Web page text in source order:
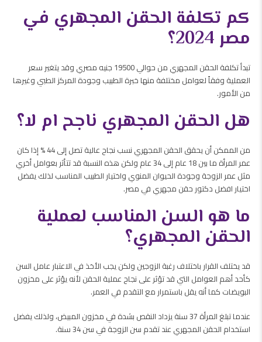
كم تكلفة الحقن المجهري في
مصر 2024؟
تبدأ تكلفة الحقن المجهري من حوالي 19500 جنيه مصري وقد يتغير سعر
العملية وفقاً لعوامل مختلفة منها خبرة الطبيب وجودة المركز الطبي وغيرها
من الأمور.
هل الحقن المجهري ناجح ام لا؟
من الممكن أن يحقق الحقن المجهري نسب نجاح عالية تصل إلى 44 % إذا كان
عمر المرأة ما بين 18 عام إلى 34 عام ولكن هذه النسبة قد تتأثر بعوامل أخري
مثل عمر الزوجة وجودة الحيوان المنوي واختيار الطبيب المناسب لذلك يفضل
اختيار افضل دكتور حقن مجهري في مصر.
ما هو السن المناسب لعملية
الحقن المجهري؟
قد يختلف القرار باختلاف رغبة الزوجين ولكن يجب الأخذ في الاعتبار عامل السن
كأحد أهم العوامل التي قد تؤثر على نجاح عملية الحقن لأنه يؤثر على مخزون
البويضات كما أنه يقل باستمرار مع التقدم في العمر.
عندما تبلغ المرأة 37 سنة يزداد النقص بشدة في مخزون المبيض، ولذلك يفضل
استخدام الحقن المجهري عند تقدم سن الزوجة في سن 34 سنة.